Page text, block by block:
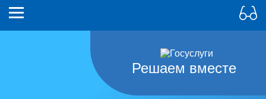
Решаем вместе